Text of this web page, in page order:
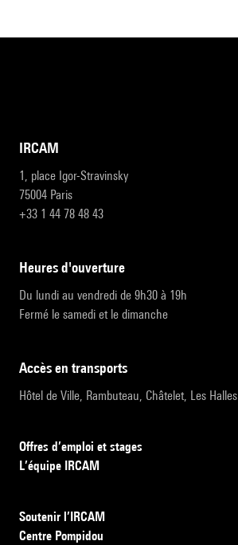
IRCAM
1, place Igor-Stravinsky
75004 Paris
+33 1 44 78 48 43
heures d'ouverture
Du lundi au vendredi de 9h30 à 19h
Fermé le samedi et le dimanche
accès en transports
Hôtel de Ville, Rambuteau, Châtelet, Les Halles
Offres d’emploi et stages
L’équipe IRCAM
Soutenir l’IRCAM
Centre Pompidou